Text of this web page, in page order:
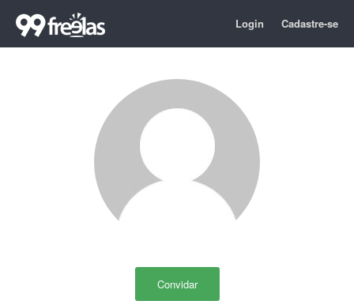
Login Cadastre-se
Convidar